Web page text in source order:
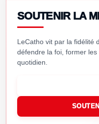
SOUTENIR LA
LeCatho vit par la fidélité
défendre la foi, former
quotidien.